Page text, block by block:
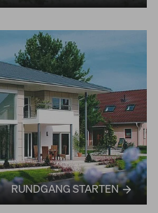
RUNDGANG STARTEN